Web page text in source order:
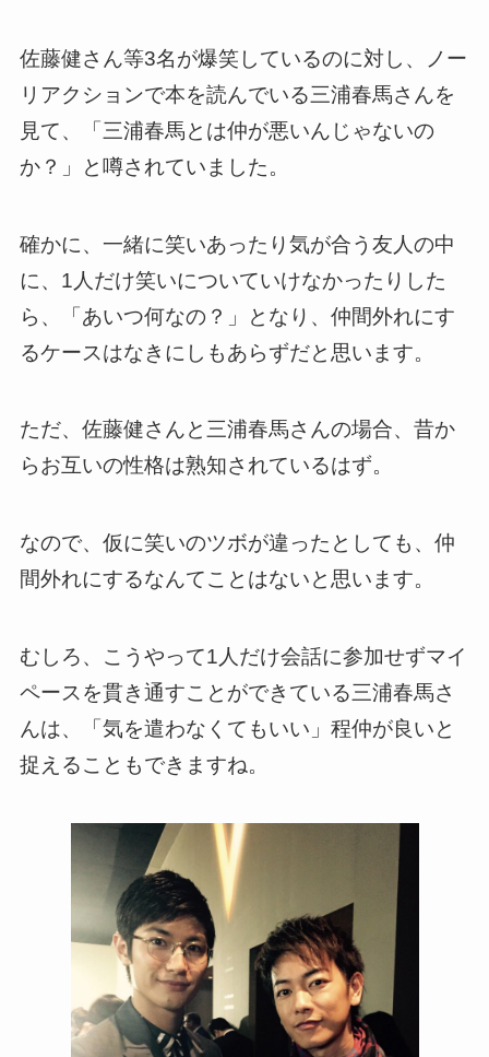
佐藤健さん等3名が爆笑しているのに対し、ノー
リアクションで本を読んでいる三浦春馬さんを
見て、「三浦春馬とは仲が悪いんじゃないの
か？」と噂されていました。
確かに、一緒に笑いあったり気が合う友人の中
に、1人だけ笑いについていけなかったりした
ら、「あいつ何なの？」となり、仲間外れにす
るケースはなきにしもあらずだと思います。
ただ、佐藤健さんと三浦春馬さんの場合、昔か
らお互いの性格は熟知されているはず。
なので、仮に笑いのツボが違ったとしても、仲
間外れにするなんてことはないと思います。
むしろ、こうやって1人だけ会話に参加せずマイ
ペースを貫き通すことができている三浦春馬さ
んは、「気を遣わなくてもいい」程仲が良いと
捉えることもできますね。